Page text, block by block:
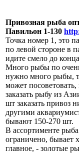
Привозная рыба
Павильон 1-130
Точка номер 1, это
по левой стороне в
идите смело до
Много рыбы по
нужно много рыбы,
может
заказать рыбу из
шт заказать привоз
другими
бывают 150-270 шт.
В ассортименте
ограничено, бывает
главное, - золотые